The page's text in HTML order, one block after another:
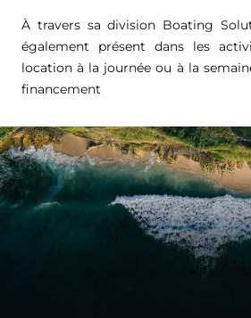
À travers sa division Boating
également présent dans les
location à la journée ou à la
financement